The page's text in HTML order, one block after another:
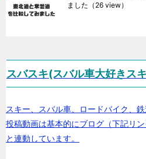
ました （26 view）
スバスキ(スバル車大好きス
スキー、スバル車、ロードバイク、鉄
投稿動画は基本的にブログ（下記リン
と連動しています。